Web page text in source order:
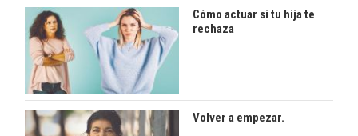
Cómo actuar si tu hija te
rechaza
Volver a empezar.